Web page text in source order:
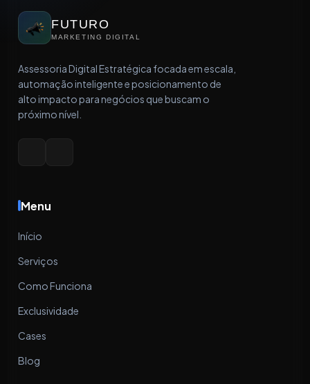
FUTURO
MARKETING DIGITAL
Assessoria Digital Estratégica focada em escala,
automação inteligente e posicionamento de
alto impacto para negócios que buscam o
próximo nível.
Menu
Início
Serviços
Como Funciona
Exclusividade
Cases
Blog